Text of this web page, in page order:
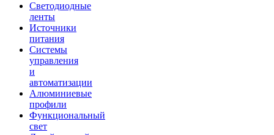
Светодиодные
ленты
Источники
питания
Системы
управления
и
автоматизации
Алюминиевые
профили
Функциональный
свет